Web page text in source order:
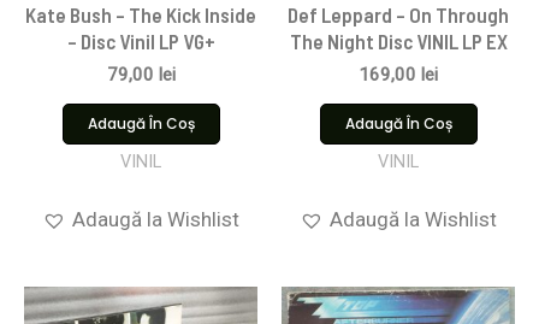
Kate Bush – The Kick Inside
– Disc Vinil LP VG+
79,00 lei
Adaugă În Coș
VINIL
Adaugă la Wishlist
Def Leppard – On Through
The Night Disc VINIL LP EX
169,00 lei
Adaugă În Coș
VINIL
Adaugă la Wishlist